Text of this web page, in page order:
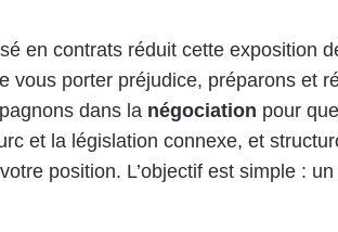
en contrats réduit cette exposition
vous porter préjudice, préparons et
dans la négociation pour
et la législation connexe, et
position. L’objectif est simple :